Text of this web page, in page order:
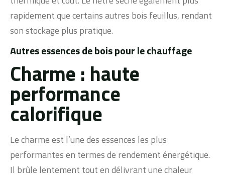
rapidement que certains autres bois feuillus, rendant
son stockage plus pratique.
Autres essences de bois pour le chauffage
Charme : haute
performance
calorifique
Le charme est l’une des essences les plus
performantes en termes de rendement énergétique.
Il brûle lentement tout en délivrant une chaleur